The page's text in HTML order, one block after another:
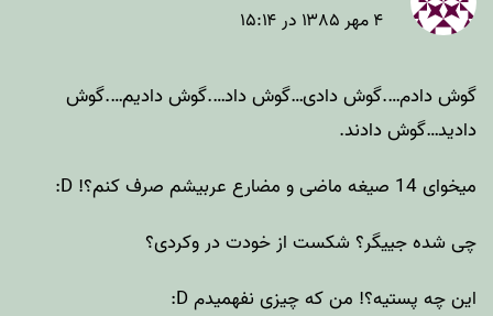
۴ مهر ۱۳۸۵ در ۱۵:۱۴
گوش دادم….گوش دادی…گوش داد….گوش دادیم….گوش
دادید…گوش دادند.
میخوای 14 صیغه ماضی و مضارع عربیشم صرف کنم؟! D:
چی شده جییگر؟ شکست از خودت در وکردی؟
این چه پستیه؟! من که چیزی نفهمیدم D: